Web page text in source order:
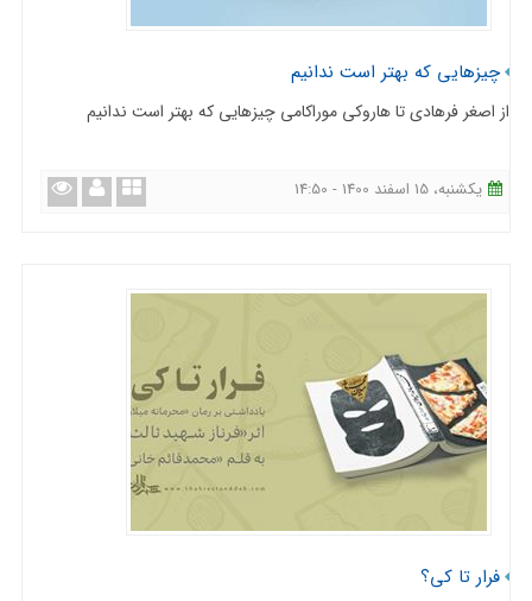
چیزهایی که بهتر است ندانیم
از اصغر فرهادی تا هاروکی موراکامی چیزهایی که بهتر است ندانیم
یکشنبه، 15 اسفند 1400 - 14:50
فرار تا کی؟